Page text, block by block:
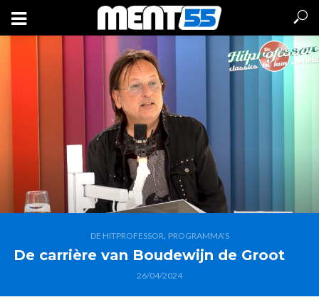
DE HITPROFESSOR, PROGRAMMA'S
De carrière van Boudewijn de Groot
26/04/2024